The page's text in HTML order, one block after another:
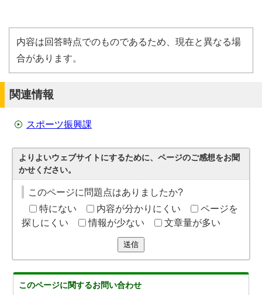
内容は回答時点でのものであるため、現在と異なる場
合があります。
関連情報
スポーツ振興課
よりよいウェブサイトにするために、ページのご感想をお聞
かせください。
このページに問題点はありましたか?
特にない
内容が分かりにくい
ページを
探しにくい
情報が少ない 文章量が多い
送信
このページに関するお問い合わせ